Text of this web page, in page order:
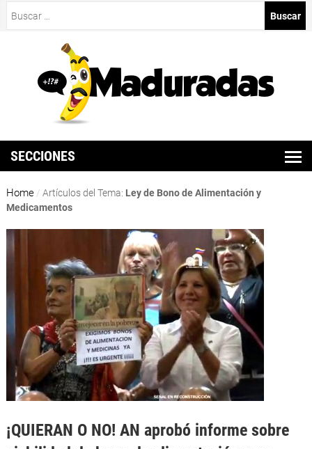
SECCIONES
Home / Artículos del Tema: Ley de Bono de Alimentación y
Medicamentos
¡QUIERAN O NO! AN aprobó informe sobre